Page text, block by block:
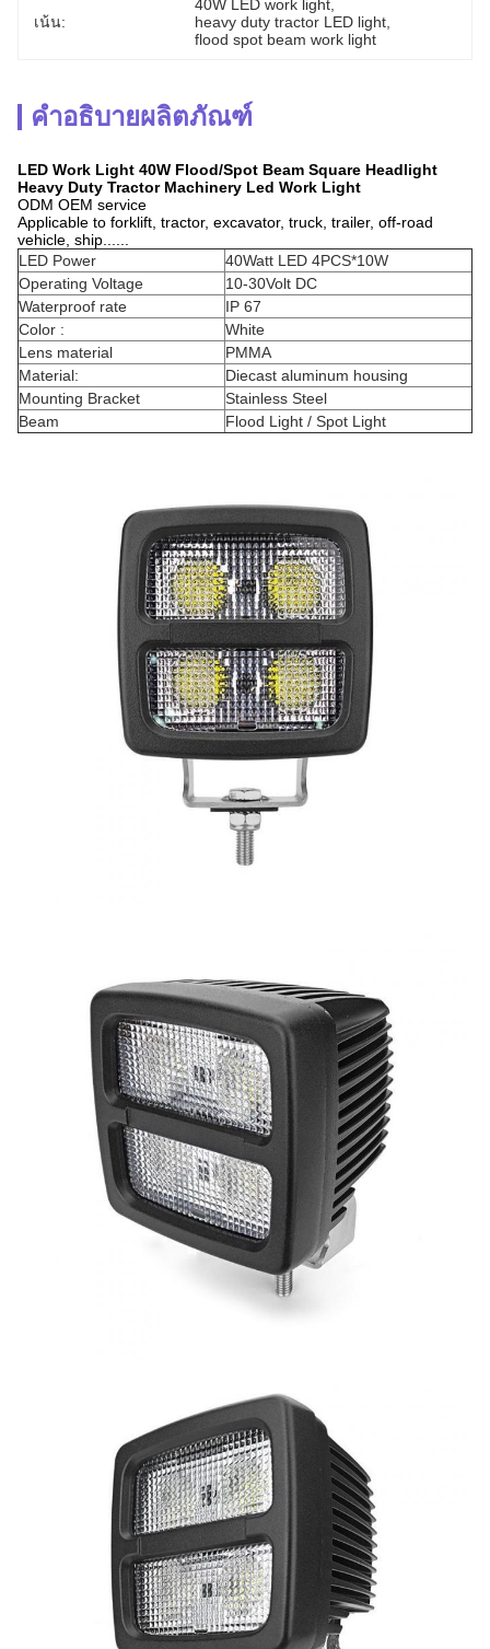
เน้น:
40W LED work light
heavy duty tractor LED light
flood spot beam work light
คำอธิบายผลิตภัณฑ์
LED Work Light 40W Flood/Spot Beam Square Headlight
Heavy Duty Tractor Machinery Led Work Light
ODM OEM service
Applicable to forklift, tractor, excavator, truck, trailer, off-road
vehicle, ship......
LED Power
40Watt LED 4PCS*10W
Operating Voltage
10-30Volt DC
Waterproof rate
IP 67
Color :
White
Lens material
PMMA
Material:
Diecast aluminum housing
Mounting Bracket
Stainless Steel
Beam
Flood Light / Spot Light